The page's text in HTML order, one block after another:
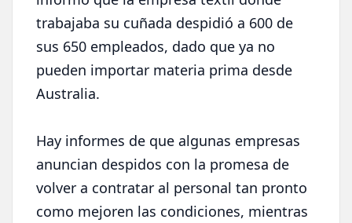
trabajaba su cuñada despidió a 600 de
sus 650 empleados, dado que ya no
pueden importar materia prima desde
Australia.
Hay informes de que algunas empresas
anuncian despidos con la promesa de
volver a contratar al personal tan pronto
como mejoren las condiciones, mientras